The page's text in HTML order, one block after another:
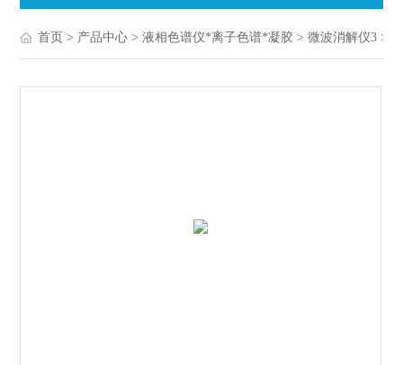
首页 > 产品中心 >液相色谱仪*离子色谱*凝胶 >微波消解仪3 > 河北微波消解仪厂家